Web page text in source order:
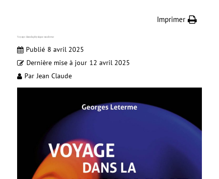
Imprimer
Voyage dans la physique moderne
Publié 8 avril 2025
Dernière mise à jour 12 avril 2025
Par Jean Claude